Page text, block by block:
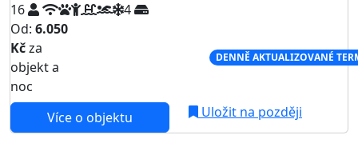
16
4
Od: 6.050
Kčza
objekt a
noc
DENNĚ AKTUALIZOVANÉ
Více o objektu Uložit na později